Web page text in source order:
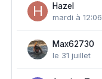
Hazel
mardi à 12:06
Max62730
le 31 juillet